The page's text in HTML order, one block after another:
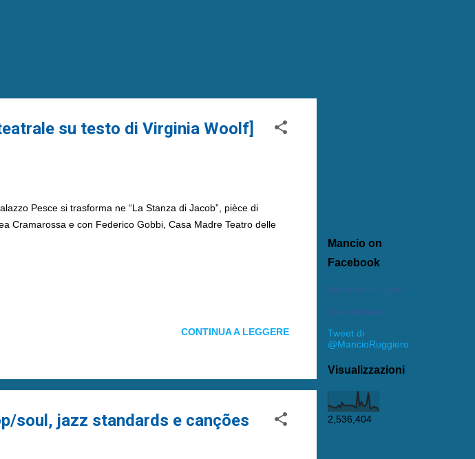
Mancio on
Facebook
Mancio Mario Ruggiero
Crea il tuo badge
Tweet di
@MancioRuggiero
Visualizzazioni
2,536,404
su testo di Virginia Woolf]
Pesce si trasforma ne “La Stanza di Jacob”, pièce di
Cramarossa e con Federico Gobbi, Casa Madre Teatro delle
CONTINUA A LEGGERE
soul, jazz standards e canções